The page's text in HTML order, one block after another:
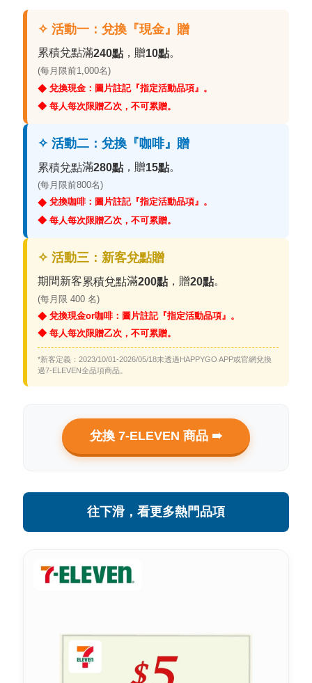
✧ 活動一：兌換『現金』贈
累積兌點滿240點 ，贈10點。
(每月限前1,000名)
◆兌換現金：圖片註記『指定活動品項』。
◆ 每人每次限贈乙次，不可累贈。
✧ 活動二：兌換『咖啡』贈
累積兌點滿280點 ，贈15點。
(每月限前800名)
◆兌換咖啡：圖片註記『指定活動品項』。
◆ 每人每次限贈乙次，不可累贈。
✧ 活動三：新客兌點贈
期間新客累積兌點滿200點 ，贈20點。
(每月限 400 名)
◆兌換現金or咖啡：圖片註記『指定活動品項』。
◆ 每人每次限贈乙次，不可累贈。
*新客定義：2023/10/01-2026/05/18未透過HAPPYGO APP或官網兌換
過7-ELEVEN全品項商品。
兌換 7-ELEVEN 商品 ➠
往下滑，看更多熱門品項